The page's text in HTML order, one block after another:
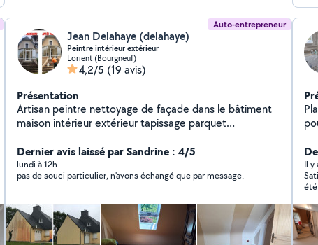
Auto-entrepreneur
Jean Delahaye (delahaye)
Peintre intérieur extérieur
Lorient (Bourgneuf)
4,2/5 (19 avis)
Présentation
Artisan peintre nettoyage de façade dans le bâtiment
maison intérieur extérieur tapissage parquet
traitement, réparation ardoise tuile gouttière toiture,
peinture de tuiles et pause et déposer des gouttières
pose ardoise recoloration de tuiles et mur petite
devis gratuit merci
Dernier avis laissé par Sandrine : 4/5
lundi à 12h
pas de souci particulier, n'avons échangé que par message.
Il y